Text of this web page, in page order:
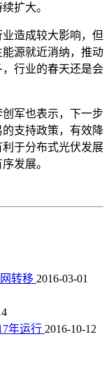
扩大。
造成较大影响，但
源就近消纳，推动
行业的春天还是会
军也表示，下一步
支持政策，有效降
于分布式光伏发展
发展。
转移 2016-03-01
年运行 2016-10-12